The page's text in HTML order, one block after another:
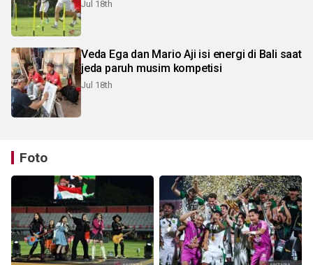
Jul 18th
Veda Ega dan Mario Aji isi energi di Bali saat
jeda paruh musim kompetisi
Jul 18th
Foto